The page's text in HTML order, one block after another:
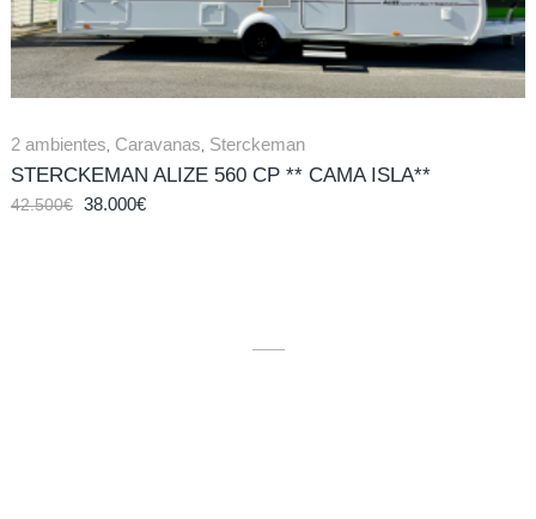
2 ambientes, Caravanas, Sterckeman
STERCKEMAN ALIZE 560 CP ** CAMA ISLA**
42.500€ 38.000€